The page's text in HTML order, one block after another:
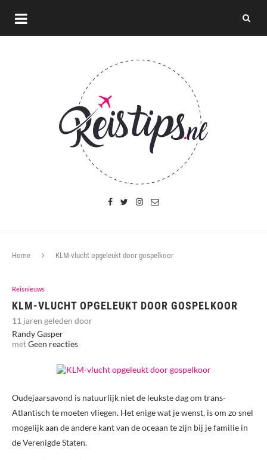
Home KLM-vlucht opgeleukt door gospelkoor
Reisnieuws
KLM-VLUCHT OPGELEUKT DOOR GOSPELKOOR
11 jaren geleden door
Randy Gasper
metGeen reacties
Oudejaarsavond is natuurlijk niet de leukste dag om trans-
Atlantisch te moeten vliegen. Het enige wat je wenst, is om zo snel
mogelijk aan de andere kant van de oceaan te zijn bij je familie in
de Verenigde Staten.